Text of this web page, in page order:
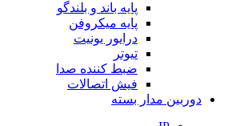
پایه باند و بلندگو
پایه میکروفن
درایور یونیت
تیوتر
ضبط کننده صدا
فیش اتصالات
دوربین مدار بسته